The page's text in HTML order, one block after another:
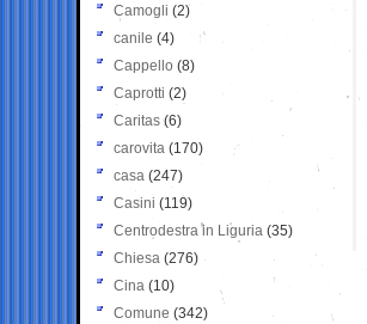
Camogli (2)
canile (4)
Cappello (8)
Caprotti (2)
Caritas (6)
carovita (170)
casa (247)
Casini (119)
Centrodestra in Liguria (35)
Chiesa (276)
Cina (10)
Comune (342)